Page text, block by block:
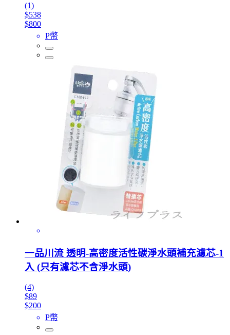
(1)
$538
$800
P幣
一品川流 透明-高密度活性碳淨水頭補充濾芯-1
入 (只有濾芯不含淨水頭)
(4)
$89
$200
P幣